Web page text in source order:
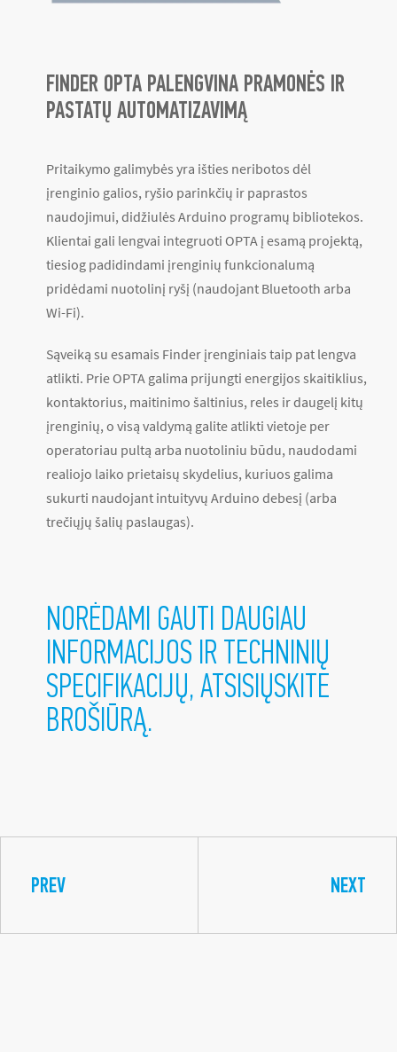
FINDER OPTA PALENGVINA PRAMONĖS IR
PASTATŲ AUTOMATIZAVIMĄ
Pritaikymo galimybės yra išties neribotos dėl
įrenginio galios, ryšio parinkčių ir paprastos
naudojimui, didžiulės Arduino programų bibliotekos.
Klientai gali lengvai integruoti OPTA į esamą projektą,
tiesiog padidindami įrenginių funkcionalumą
pridėdami nuotolinį ryšį (naudojant Bluetooth arba
Wi-Fi).
Sąveiką su esamais Finder įrenginiais taip pat lengva
atlikti. Prie OPTA galima prijungti energijos skaitiklius,
kontaktorius, maitinimo šaltinius, reles ir daugelį kitų
įrenginių, o visą valdymą galite atlikti vietoje per
operatoriau pultą arba nuotoliniu būdu, naudodami
realiojo laiko prietaisų skydelius, kuriuos galima
sukurti naudojant intuityvų Arduino debesį (arba
trečiųjų šalių paslaugas).
NORĖDAMI GAUTI DAUGIAU
INFORMACIJOS IR TECHNINIŲ
SPECIFIKACIJŲ, ATSISIŲSKITE
BROŠIŪRĄ.
PREV NEXT